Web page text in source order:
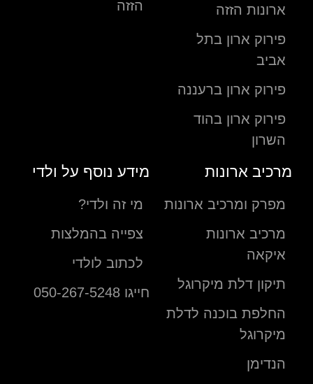
ארונות הזזה
פירוק ארון בתל
אביב
פירוק ארון ברעננה
פירוק ארון בהוד
השרון
הזזה
מרכיב ארונות
מפרק ומרכיב ארונות
מרכיב ארונות
איקאה
תיקון דלת מיקרוגל
החלפת בוכנה לדלת
מיקרוגל
הנדימן
מידע נוסף על ולדי
מי זה ולדי?
צפייה בהמלצות
לכתוב לולדי
חייגו 050-267-5248